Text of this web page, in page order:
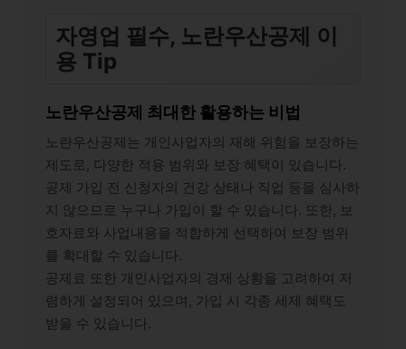
자영업 필수, 노란우산공제 이
용 Tip
노란우산공제 최대한 활용하는 비법
노란우산공제는 개인사업자의 재해 위험을 보장하는
제도로, 다양한 적용 범위와 보장 혜택이 있습니다.
공제 가입 전 신청자의 건강 상태나 직업 등을 심사하
지 않으므로 누구나 가입이 할 수 있습니다. 또한, 보
호자료와 사업내용을 적합하게 선택하여 보장 범위
를 확대할 수 있습니다.
공제료 또한 개인사업자의 경제 상황을 고려하여 저
렴하게 설정되어 있으며, 가입 시 각종 세제 혜택도
받을 수 있습니다.